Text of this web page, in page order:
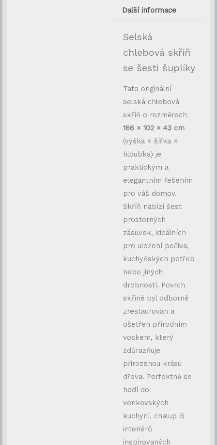
Další informace
Selská
chlebová skříň
se šesti šuplíky
Tato originální
selská chlebová
skříň o rozměrech
166 × 102 × 43 cm
(výška × šířka ×
hloubka) je
praktickým a
elegantním řešením
pro váš domov.
Skříň nabízí šest
prostorných
zásuvek, ideálních
pro uložení pečiva,
kuchyňských potřeb
nebo jiných
drobností. Povrch
skříně byl odborně
zrestaurován a
ošetřen přírodním
voskem, který
zdůrazňuje
přirozenou krásu
dřeva. Perfektně se
hodí do
venkovských
kuchyní, chalup či
interiérů
inspirovaných